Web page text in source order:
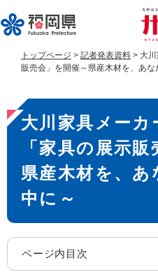
ー
ジ
す
。
ニ
ュ
し
て
トップページ > 記者発表資料 > 大
販売会」を開催～県産木材を、あな
本
文
大川家具メーカ
「家具の展示
県産木材を、
中に～
ページ内目次